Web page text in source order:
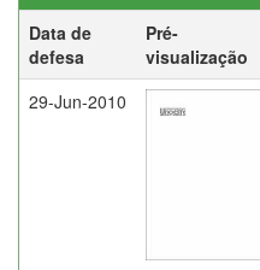
Data de
defesa
Pré-
visualização
29-Jun-2010